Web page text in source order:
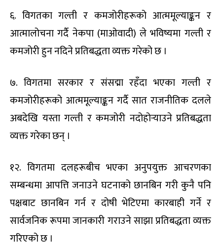
६. विगतका गल्ती र कमजोरीहरूको आत्ममूल्याङ्कन र
आत्मालोचना गर्दै नेकपा (माओवादी) ले भविष्यमा गल्ती र
कमजोरी हुन नदिने प्रतिबद्धता व्यक्त गरेको छ ।
७. विगतमा सरकार र संसद्मा रहँदा भएका गल्ती र
कमजोरीहरूको आत्ममूल्याङ्कन गर्दै सात राजनीतिक दलले
अबदेखि यस्ता गल्ती र कमजोरी नदोहोर्‍याउने प्रतिबद्धता
व्यक्त गरेका छन् ।
१२. विगतमा दलहरूबीच भएका अनुपयुक्त आचरणका
सम्बन्धमा आपत्ति जनाउने घटनाको छानबिन गरी कुनै पनि
पक्षबाट छानबिन गर्न र दोषी भेटिएमा कारबाही गर्ने र
सार्वजनिक रूपमा जानकारी गराउने साझा प्रतिबद्धता व्यक्त
गरिएको छ ।